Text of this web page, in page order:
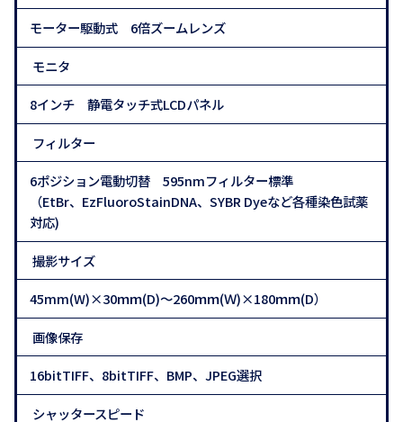
モーター駆動式 6倍ズームレンズ
モニタ
8インチ 静電タッチ式LCDパネル
フィルター
6ポジション電動切替 595nmフィルター標準
（EtBr、EzFluoroStainDNA、SYBR Dyeなど各種染色試薬
対応)
撮影サイズ
45mm(W)×30ｍｍ(D)～260ｍｍ(Ｗ)×180ｍｍ(D）
画像保存
16bitTIFF、8bitTIFF、BMP、JPEG選択
シャッタースピード